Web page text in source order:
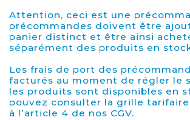
Attention, ceci est une
précommandes doivent être
panier distinct et être ainsi
séparément des produits en
Les frais de port des
facturés au moment de régler le
les produits sont disponibles en
pouvez consulter la grille
à l’article 4 de nos CGV.